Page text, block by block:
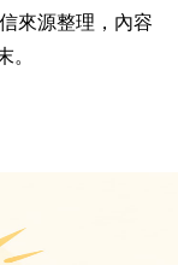
來源整理，內容
。